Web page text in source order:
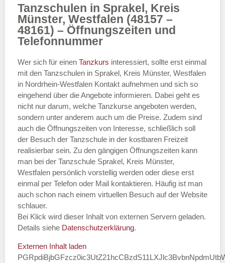
Tanzschulen in Sprakel, Kreis
Münster, Westfalen (48157 –
48161) – Öffnungszeiten und
Telefonnummer
Wer sich für einen Tanzkurs interessiert, sollte erst einmal
mit den Tanzschulen in Sprakel, Kreis Münster, Westfalen
in Nordrhein-Westfalen Kontakt aufnehmen und sich so
eingehend über die Angebote informieren. Dabei geht es
nicht nur darum, welche Tanzkurse angeboten werden,
sondern unter anderem auch um die Preise. Zudem sind
auch die Öffnungszeiten von Interesse, schließlich soll
der Besuch der Tanzschule in der kostbaren Freizeit
realisierbar sein. Zu den gängigen Öffnungszeiten kann
man bei der Tanzschule Sprakel, Kreis Münster,
Westfalen persönlich vorstellig werden oder diese erst
einmal per Telefon oder Mail kontaktieren. Häufig ist man
auch schon nach einem virtuellen Besuch auf der Website
schlauer.
Bei Klick wird dieser Inhalt von externen Servern geladen.
Details siehe Datenschutzerklärung.
Externen Inhalt laden